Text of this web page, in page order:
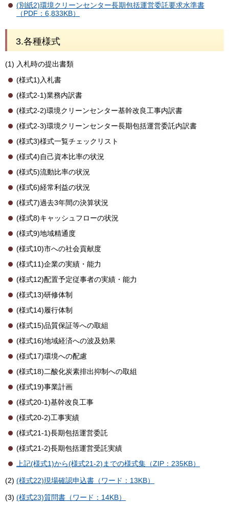
(別紙2)環境クリーンセンター長期包括運営委託要求水準書
（PDF：6,833KB）
3.各種様式
(1) 入札時の提出書類
(様式1)入札書
(様式2-1)業務内訳書
(様式2-2)環境クリーンセンター基幹改良工事内訳書
(様式2-3)環境クリーンセンター長期包括運営委託内訳書
(様式3)様式一覧チェックリスト
(様式4)自己資本比率の状況
(様式5)流動比率の状況
(様式6)経常利益の状況
(様式7)過去3年間の決算状況
(様式8)キャッシュフローの状況
(様式9)地域精通度
(様式10)市への社会貢献度
(様式11)企業の実績・能力
(様式12)配置予定従事者の実績・能力
(様式13)研修体制
(様式14)履行体制
(様式15)品質保証等への取組
(様式16)地域経済への波及効果
(様式17)環境への配慮
(様式18)二酸化炭素排出抑制への取組
(様式19)事業計画
(様式20-1)基幹改良工事
(様式20-2)工事実績
(様式21-1)長期包括運営委託
(様式21-2)長期包括運営受託実績
上記(様式1)から(様式21-2)までの様式集（ZIP：235KB）
(2) (様式22)現場確認申込書（ワード：13KB）
(3) (様式23)質問書（ワード：14KB）